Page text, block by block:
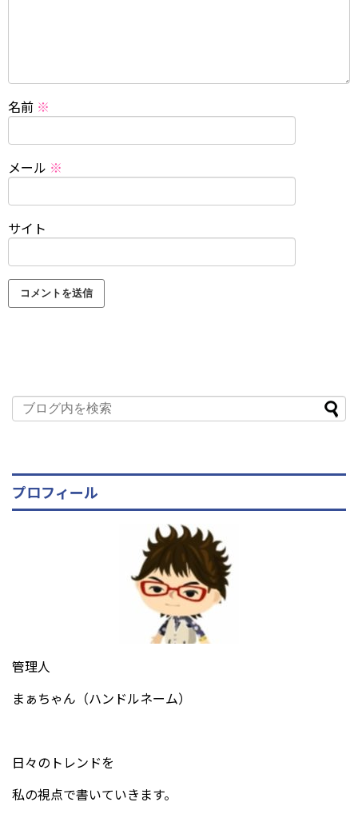
名前 ※
メール ※
サイト
プロフィール
管理人
まぁちゃん（ハンドルネーム）
日々のトレンドを
私の視点で書いていきます。